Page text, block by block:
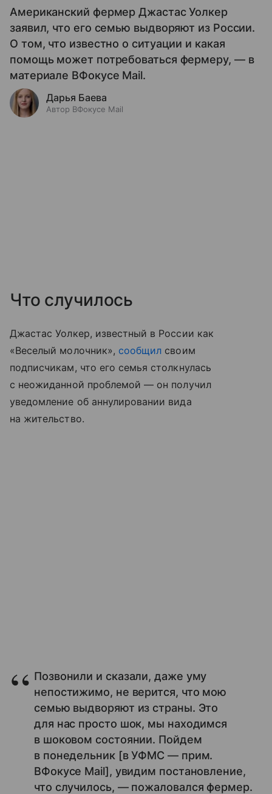
Американский фермер Джастас Уолкер
заявил, что его семью выдворяют из России.
О том, что известно о ситуации и какая
помощь может потребоваться фермеру, — в
материале ВФокусе Mail.
Дарья Баева
Автор ВФокусе Mail
Что случилось
Джастас Уолкер, известный в России как
«Веселый молочник», сообщил своим
подписчикам, что его семья столкнулась
с неожиданной проблемой — он получил
уведомление об аннулировании вида
на жительство.
Позвонили и сказали, даже уму
непостижимо, не верится, что мою
семью выдворяют из страны. Это
для нас просто шок, мы находимся
в шоковом состоянии. Пойдем
в понедельник [в УФМС — прим.
ВФокусе Mail], увидим постановление,
что случилось, — пожаловался фермер.